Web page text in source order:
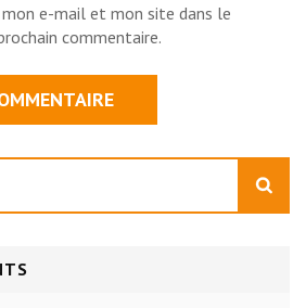
e-mail et mon site dans le
commentaire.